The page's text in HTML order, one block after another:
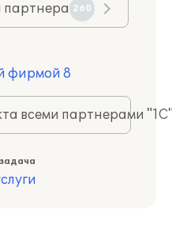
партнера 260
фирмой 8
всеми партнерами